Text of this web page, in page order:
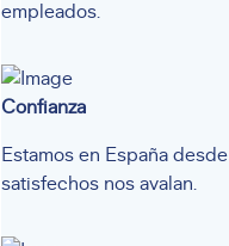
empleados.
Confianza
Estamos en España
satisfechos nos avalan.